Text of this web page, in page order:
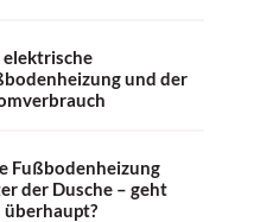
elektrische
und der
Fußbodenheizung
der Dusche – geht
überhaupt?